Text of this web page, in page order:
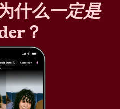
什么一定是
？